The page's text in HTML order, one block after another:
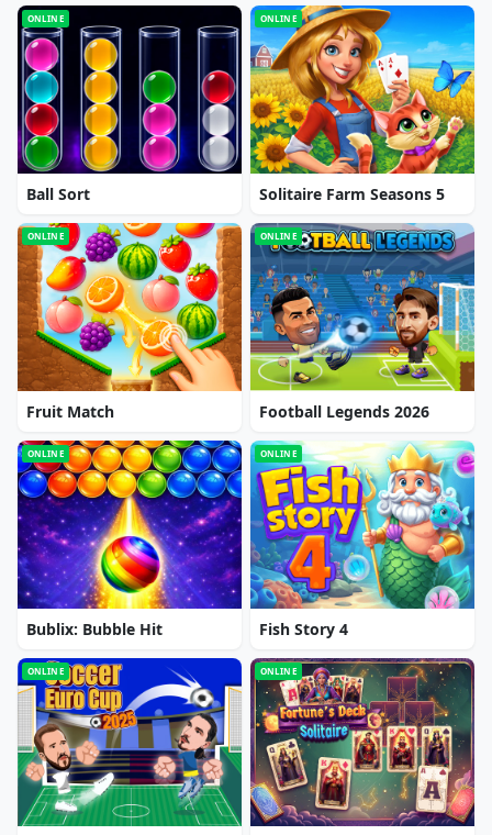
ONLINE
Ball Sort
ONLINE
Solitaire Farm Seasons 5
ONLINE
Fruit Match
ONLINE
Football Legends 2026
ONLINE
Bublix: Bubble Hit
ONLINE
Fish Story 4
ONLINE ONLINE